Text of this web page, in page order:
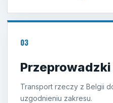
03
Przeprowadzki
Transport rzeczy z Belgii
uzgodnieniu zakresu.